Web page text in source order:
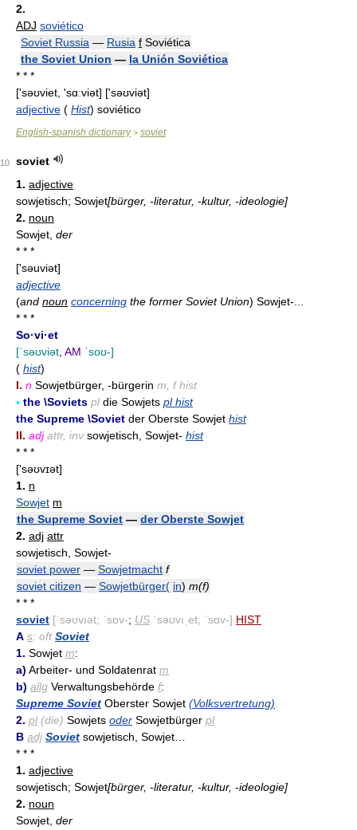
2.
ADJ soviético
Soviet Russia — Rusia f Soviética
the Soviet Union — la Unión Soviética
* * *
['səʊviet, 'sɑːviət] ['səʊviət]
adjective ( Hist) soviético
English-spanish dictionary> soviet
10
soviet
1. adjective
sowjetisch; Sowjet[bürger, -literatur, -kultur, -ideologie]
2. noun
Sowjet, der
* * *
['səuviət]
adjective
(and noun concerning the former Soviet Union) Sowjet-...
* * *
So·vi·et
[ˈsəʊviət AM ˈsoʊ-]
( hist)
I. n Sowjetbürger, -bürgerin m, f hist
▪ the \Soviets pldie Sowjets pl hist
the Supreme \Soviet der Oberste Sowjet hist
II. adj attr, invsowjetisch, Sowjet- hist
* * *
['səʊvɪət]
1. n
Sowjet m
the Supreme Soviet — der Oberste Sowjet
2. adj attr
sowjetisch, Sowjet-
soviet power — Sowjetmacht f
soviet citizen — Sowjetbürger( in) m(f)
* * *
soviet [ˈsəʊvıət; ˈsɒv-; US ˈsəʊvıˌet; ˈsɑv-] HIST
A s: oft Soviet
1. Sowjet m:
a) Arbeiter- und Soldatenrat m
b) allg Verwaltungsbehörde f:
Supreme Soviet Oberster Sowjet (Volksvertretung)
2. pl(die) Sowjets oder Sowjetbürger pl
B adj Soviet sowjetisch, Sowjet…
* * *
1. adjective
sowjetisch; Sowjet[bürger, -literatur, -kultur, -ideologie]
2. noun
Sowjet, der